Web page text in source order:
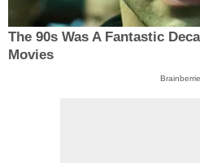
The 90s Was A Fantastic
Movies